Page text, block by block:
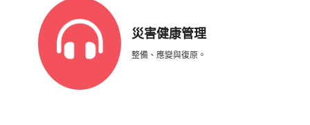
災害健康管理
整備、應變與復原。